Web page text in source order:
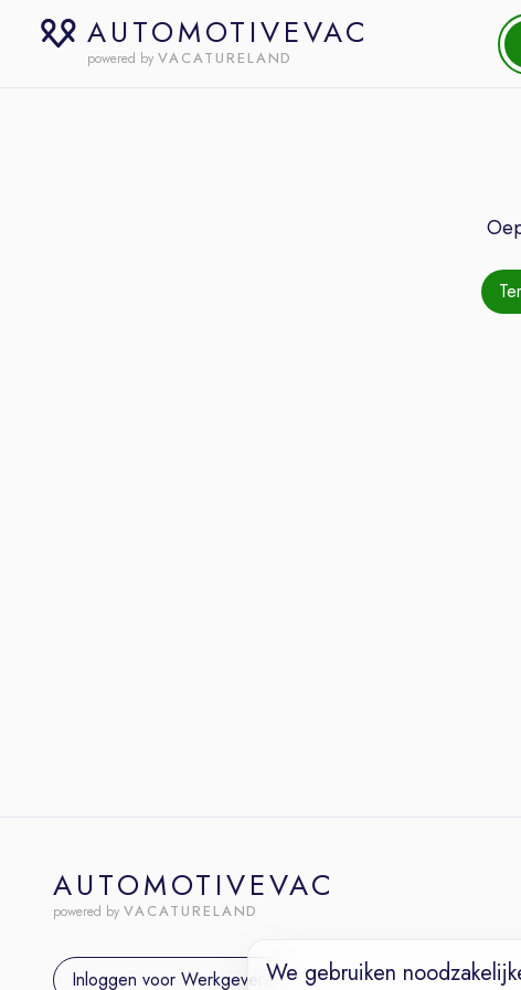
AUTOMOTIVEVAC
powered by VACATURELAND
AUTOMOTIVEVAC
powered by VACATURELAND
Inloggen voor WerkgeversWe gebruiken